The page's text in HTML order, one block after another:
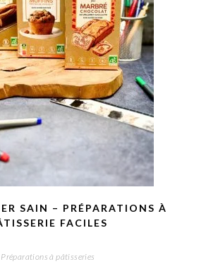
SAIN – PRÉPARATIONS À
FACILES
Préparations à pâtisseries